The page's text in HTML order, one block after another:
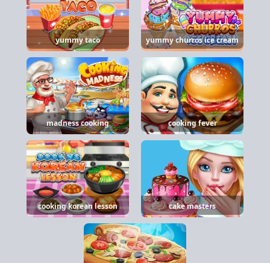
yummy taco yummy churros ice cream
madness cooking cooking fever
cooking korean lesson cake masters